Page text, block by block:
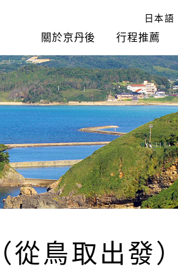
日本語
關於京丹後 行程推薦
鳥取出發）